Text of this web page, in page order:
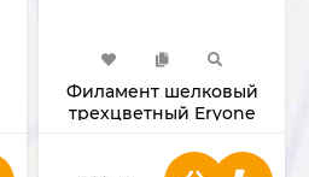
Филамент шелковый
трехцветный Eryone
1.75мм 1 Кг